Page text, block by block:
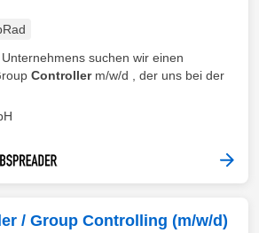
Unternehmens suchen wir einen
Controllerm/w/d , der uns bei der
/ Group Controlling (m/w/d)